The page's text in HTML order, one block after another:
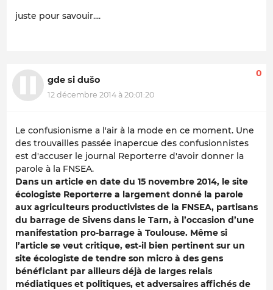
juste pour savouir....
gde si dušo
12 décembre 2014 à 20:01:20
0
Le confusionisme a l'air à la mode en ce moment. Une
des trouvailles passée inapercue des confusionnistes
est d'accuser le journal Reporterre d'avoir donner la
parole à la FNSEA.
Dans un article en date du 15 novembre 2014, le site
écologiste Reporterre a largement donné la parole
aux agriculteurs productivistes de la FNSEA, partisans
du barrage de Sivens dans le Tarn, à l’occasion d’une
manifestation pro-barrage à Toulouse. Même si
l’article se veut critique, est-il bien pertinent sur un
site écologiste de tendre son micro à des gens
bénéficiant par ailleurs déjà de larges relais
médiatiques et politiques, et adversaires affichés de